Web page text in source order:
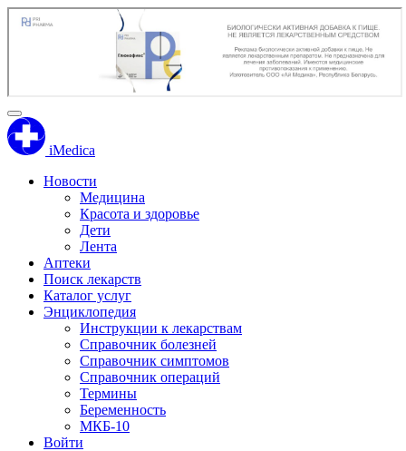
iMedica
Новости
Медицина
Красота и здоровье
Дети
Лента
Аптеки
Поиск лекарств
Каталог услуг
Энциклопедия
Инструкции к лекарствам
Справочник болезней
Справочник симптомов
Справочник операций
Термины
Беременность
МКБ-10
Войти